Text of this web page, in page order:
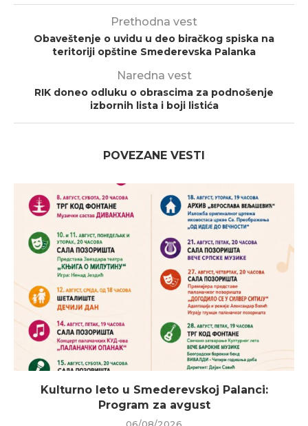
Prethodna vest
Obaveštenje o uvidu u deo biračkog spiska na
teritoriji opštine Smederevska Palanka
Naredna vest
RIK doneo odluku o obrascima za podnošenje
izbornih lista i boji listića
POVEZANE VESTI
Kulturno leto u Smederevskoj Palanci:
Program za avgust